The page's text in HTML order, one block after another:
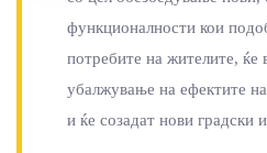
функционалности кои
потребите на жителите, ќе
убалжување на ефектите
и ќе созадат нови градски